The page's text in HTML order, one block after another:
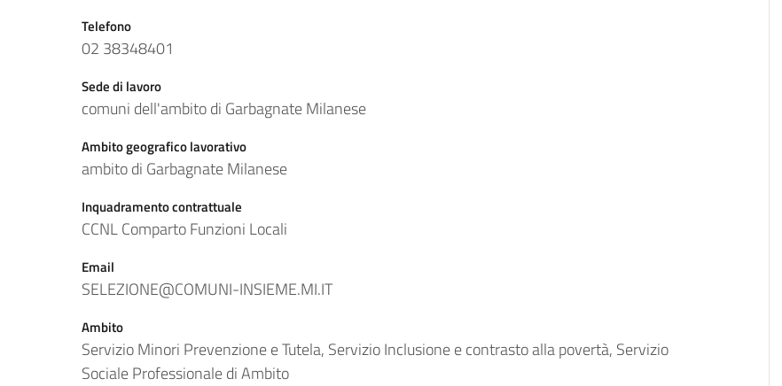
Telefono
02 38348401
Sede di lavoro
comuni dell'ambito di Garbagnate Milanese
Ambito geografico lavorativo
ambito di Garbagnate Milanese
Inquadramento contrattuale
CCNL Comparto Funzioni Locali
Email
SELEZIONE@COMUNI-INSIEME.MI.IT
Ambito
Servizio Minori Prevenzione e Tutela, Servizio Inclusione e contrasto alla povertà, Servizio
Sociale Professionale di Ambito